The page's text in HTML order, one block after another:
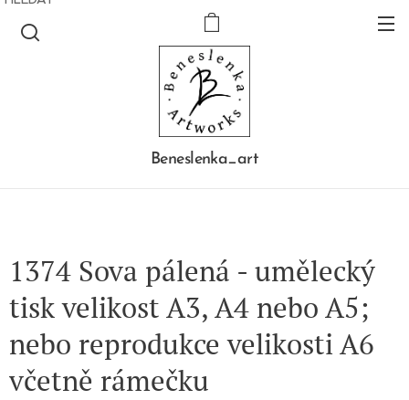
Beneslenka_art
1374 Sova pálená - umělecký
tisk velikost A3, A4 nebo A5;
nebo reprodukce velikosti A6
včetně rámečku